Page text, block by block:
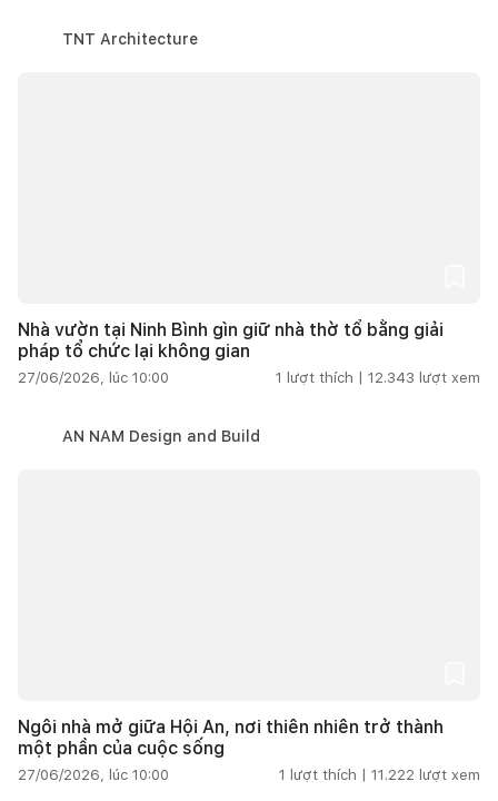
TNT Architecture
Nhà vườn tại Ninh Bình gìn giữ nhà thờ tổ bằng giải
pháp tổ chức lại không gian
27/06/2026, lúc 10:00 1 lượt thích | 12.343 lượt xem
AN NAM Design and Build
Ngôi nhà mở giữa Hội An, nơi thiên nhiên trở thành
một phần của cuộc sống
27/06/2026, lúc 10:00 1 lượt thích | 11.222 lượt xem